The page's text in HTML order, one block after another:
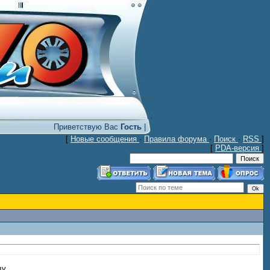
Приветствую Вас Гость|
[ Новые сообщения · Правила форума · Поиск · RSS ]
[ PDA-версия ]